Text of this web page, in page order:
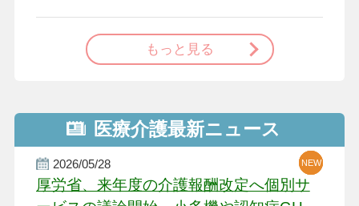
もっと見る
医療介護最新ニュース
2026/05/28
厚労省、来年度の介護報酬改定へ個別サ
NEW
NEW
NEW